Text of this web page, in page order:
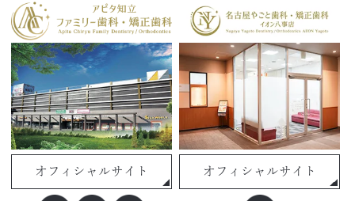
オフィシャルサイト オフィシャルサイト